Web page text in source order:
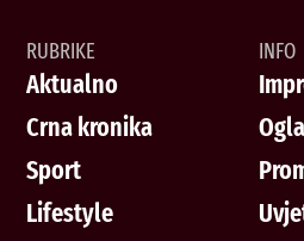
RUBRIKE
Aktualno
Crna kronika
Sport
Lifestyle
INFO